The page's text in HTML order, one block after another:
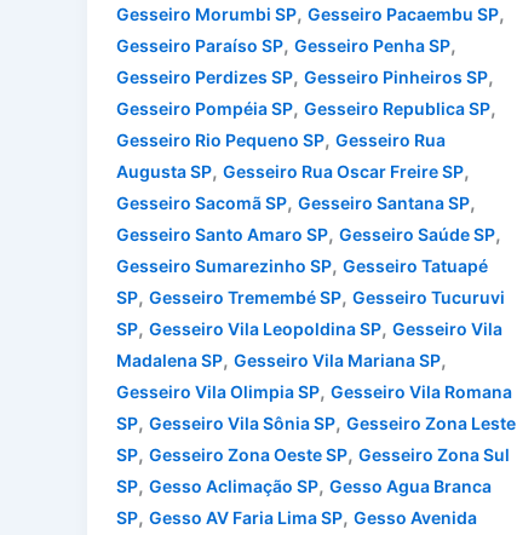
Gesseiro Morumbi SP, Gesseiro Pacaembu SP,
Gesseiro Paraíso SP, Gesseiro Penha SP,
Gesseiro Perdizes SP, Gesseiro Pinheiros SP,
Gesseiro Pompéia SP, Gesseiro Republica SP,
Gesseiro Rio Pequeno SP, Gesseiro Rua
Augusta SP, Gesseiro Rua Oscar Freire SP,
Gesseiro Sacomã SP, Gesseiro Santana SP,
Gesseiro Santo Amaro SP, Gesseiro Saúde SP,
Gesseiro Sumarezinho SP, Gesseiro Tatuapé
SP, Gesseiro Tremembé SP, Gesseiro Tucuruvi
SP, Gesseiro Vila Leopoldina SP, Gesseiro Vila
Madalena SP, Gesseiro Vila Mariana SP,
Gesseiro Vila Olimpia SP, Gesseiro Vila Romana
SP, Gesseiro Vila Sônia SP, Gesseiro Zona Leste
SP, Gesseiro Zona Oeste SP, Gesseiro Zona Sul
SP, Gesso Aclimação SP, Gesso Agua Branca
SP, Gesso AV Faria Lima SP, Gesso Avenida